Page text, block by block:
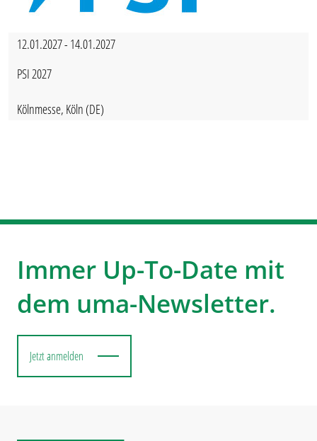
12.01.2027 - 14.01.2027
PSI 2027
Kölnmesse, Köln (DE)
Immer Up-To-Date mit
dem uma-Newsletter.
Jetzt anmelden